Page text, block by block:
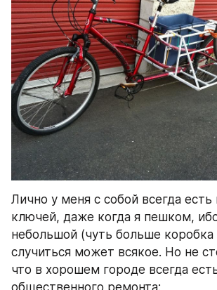
Лично у меня с собой всегда есть
ключей, даже когда я пешком,
небольшой (чуть больше коробка
случиться может всякое. Но не
что в хорошем городе всегда
общественного ремонта: